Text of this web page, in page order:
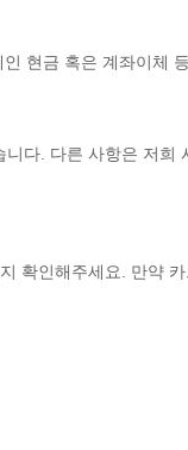
현금 혹은 계좌이체
다. 다른 사항은 저희
확인해주세요. 만약